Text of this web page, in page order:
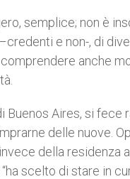
semplice; non è
e non-, di
anche
Aires, si fece
delle nuove.
della residenza
scelto di stare in